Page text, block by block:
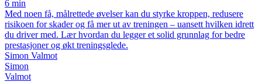
6 min
Med noen få, målrettede øvelser kan du styrke kroppen, redusere
risikoen for skader og få mer ut av treningen – uansett hvilken idrett
du driver med. Lær hvordan du legger et solid grunnlag for bedre
prestasjoner og økt treningsglede.
Simon Valmot
Simon
Valmot